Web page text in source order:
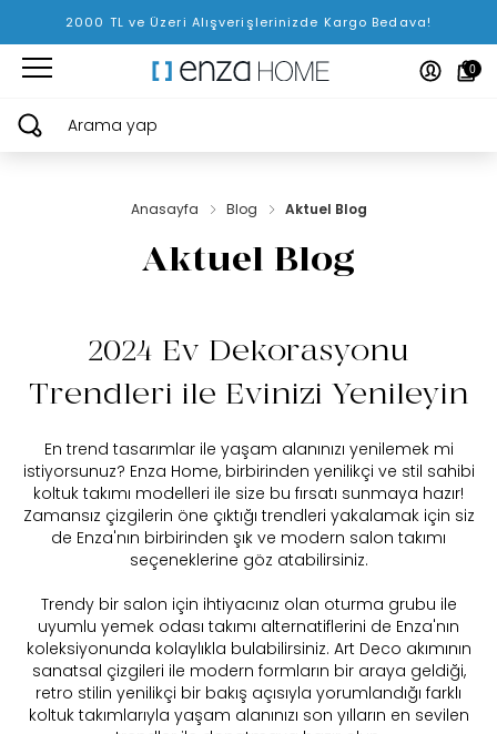
2000 TL ve Üzeri Alışverişlerinizde Kargo Bedava!
0
Arama yap
Anasayfa Blog Aktuel Blog
Aktuel Blog
2024 Ev Dekorasyonu
Trendleri ile Evinizi Yenileyin
En trend tasarımlar ile yaşam alanınızı yenilemek mi
istiyorsunuz? Enza Home, birbirinden yenilikçi ve stil sahibi
koltuk takımı modelleri ile size bu fırsatı sunmaya hazır!
Zamansız çizgilerin öne çıktığı trendleri yakalamak için siz
de Enza'nın birbirinden şık ve modern salon takımı
seçeneklerine göz atabilirsiniz.
Trendy bir salon için ihtiyacınız olan oturma grubu ile
uyumlu yemek odası takımı alternatiflerini de Enza'nın
koleksiyonunda kolaylıkla bulabilirsiniz. Art Deco akımının
sanatsal çizgileri ile modern formların bir araya geldiği,
retro stilin yenilikçi bir bakış açısıyla yorumlandığı farklı
koltuk takımlarıyla yaşam alanınızı son yılların en sevilen